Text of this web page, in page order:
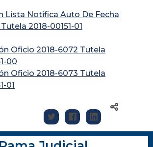
Lista Notifica Auto De Fecha
Tutela 2018-00151-01
Oficio 2018-6072 Tutela
00
Oficio 2018-6073 Tutela
01